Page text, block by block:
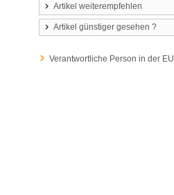
Artikel weiterempfehlen
Artikel günstiger gesehen ?
Verantwortliche Person in der EU